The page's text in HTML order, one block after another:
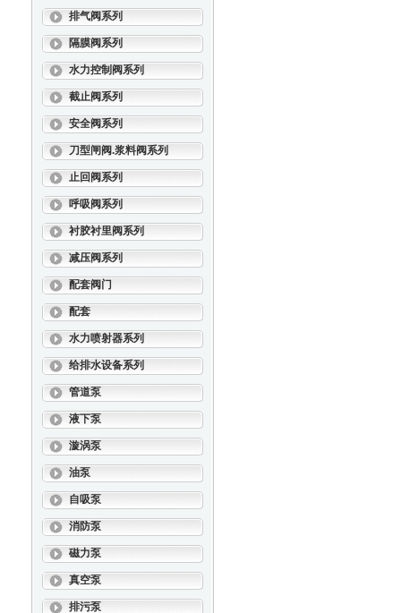
排气阀系列
隔膜阀系列
水力控制阀系列
截止阀系列
安全阀系列
刀型闸阀.浆料阀系列
止回阀系列
呼吸阀系列
衬胶衬里阀系列
减压阀系列
配套阀门
配套
水力喷射器系列
给排水设备系列
管道泵
液下泵
漩涡泵
油泵
自吸泵
消防泵
磁力泵
真空泵
排污泵